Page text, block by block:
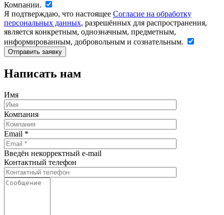
Компании.
Я подтверждаю, что настоящее Согласие на обработку
персональных данных, разрешённых для распространения,
является конкретным, однозначным, предметным,
информированным, добровольным и сознательным.
Написать нам
Имя
Компания
Email *
Введён некорректный e-mail
Контактный телефон